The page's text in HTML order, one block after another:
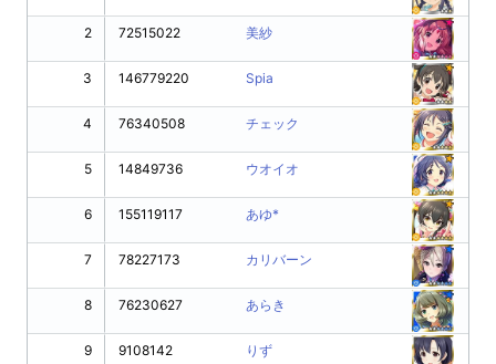
2
3
4
5
6
7
8
9
72515022 美紗
146779220 Spia
76340508 チェック
14849736 ウオイオ
155119117 あゆ*
78227173 カリバーン
76230627 あらき
9108142 りず